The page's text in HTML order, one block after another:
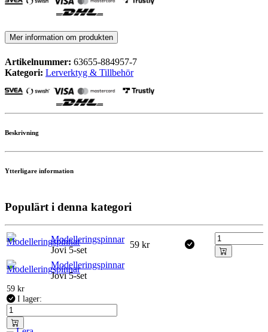
Mer information om produkten
Artikelnummer: 63655-884957-7
Kategori: Lerverktyg & Tillbehör
Beskrivning
Ytterligare information
Populärt i denna kategori
Modelleringspinnar
Jovi 5-set
59 kr
Modelleringspinnar
Jovi 5-set
59 kr
I lager: